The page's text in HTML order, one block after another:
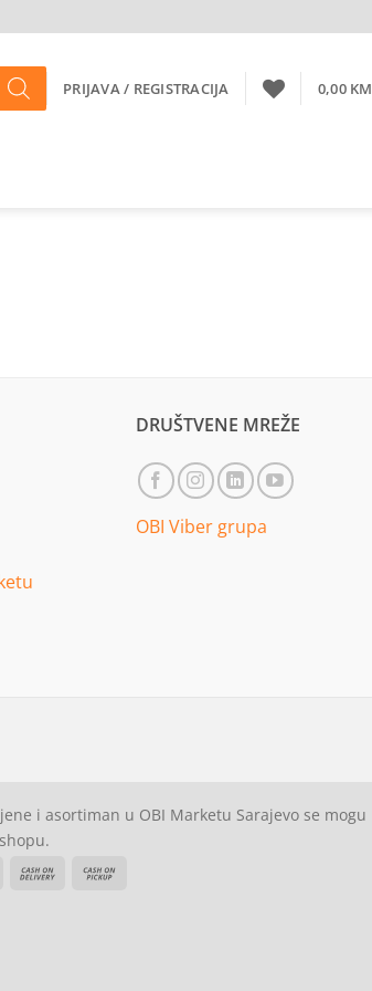
PRIJAVA / REGISTRACIJA 0,00 KM
DRUŠTVENE MREŽE
OBI Viber grupa
i asortiman u OBI Marketu Sarajevo se mogu
Bank
Cash